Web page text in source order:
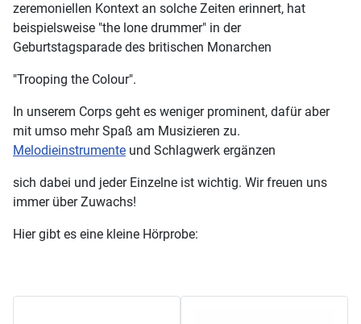
zeremoniellen Kontext an solche Zeiten erinnert, hat
beispielsweise "the lone drummer" in der
Geburtstagsparade des britischen Monarchen
"Trooping the Colour".
In unserem Corps geht es weniger prominent, dafür aber
mit umso mehr Spaß am Musizieren zu.
Melodieinstrumente und Schlagwerk ergänzen
sich dabei und jeder Einzelne ist wichtig. Wir freuen uns
immer über Zuwachs!
Hier gibt es eine kleine Hörprobe: